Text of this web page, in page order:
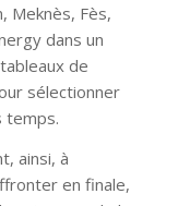
Meknès, Fès,
dans un
de
sélectionner
temps.
ainsi, à
en finale,